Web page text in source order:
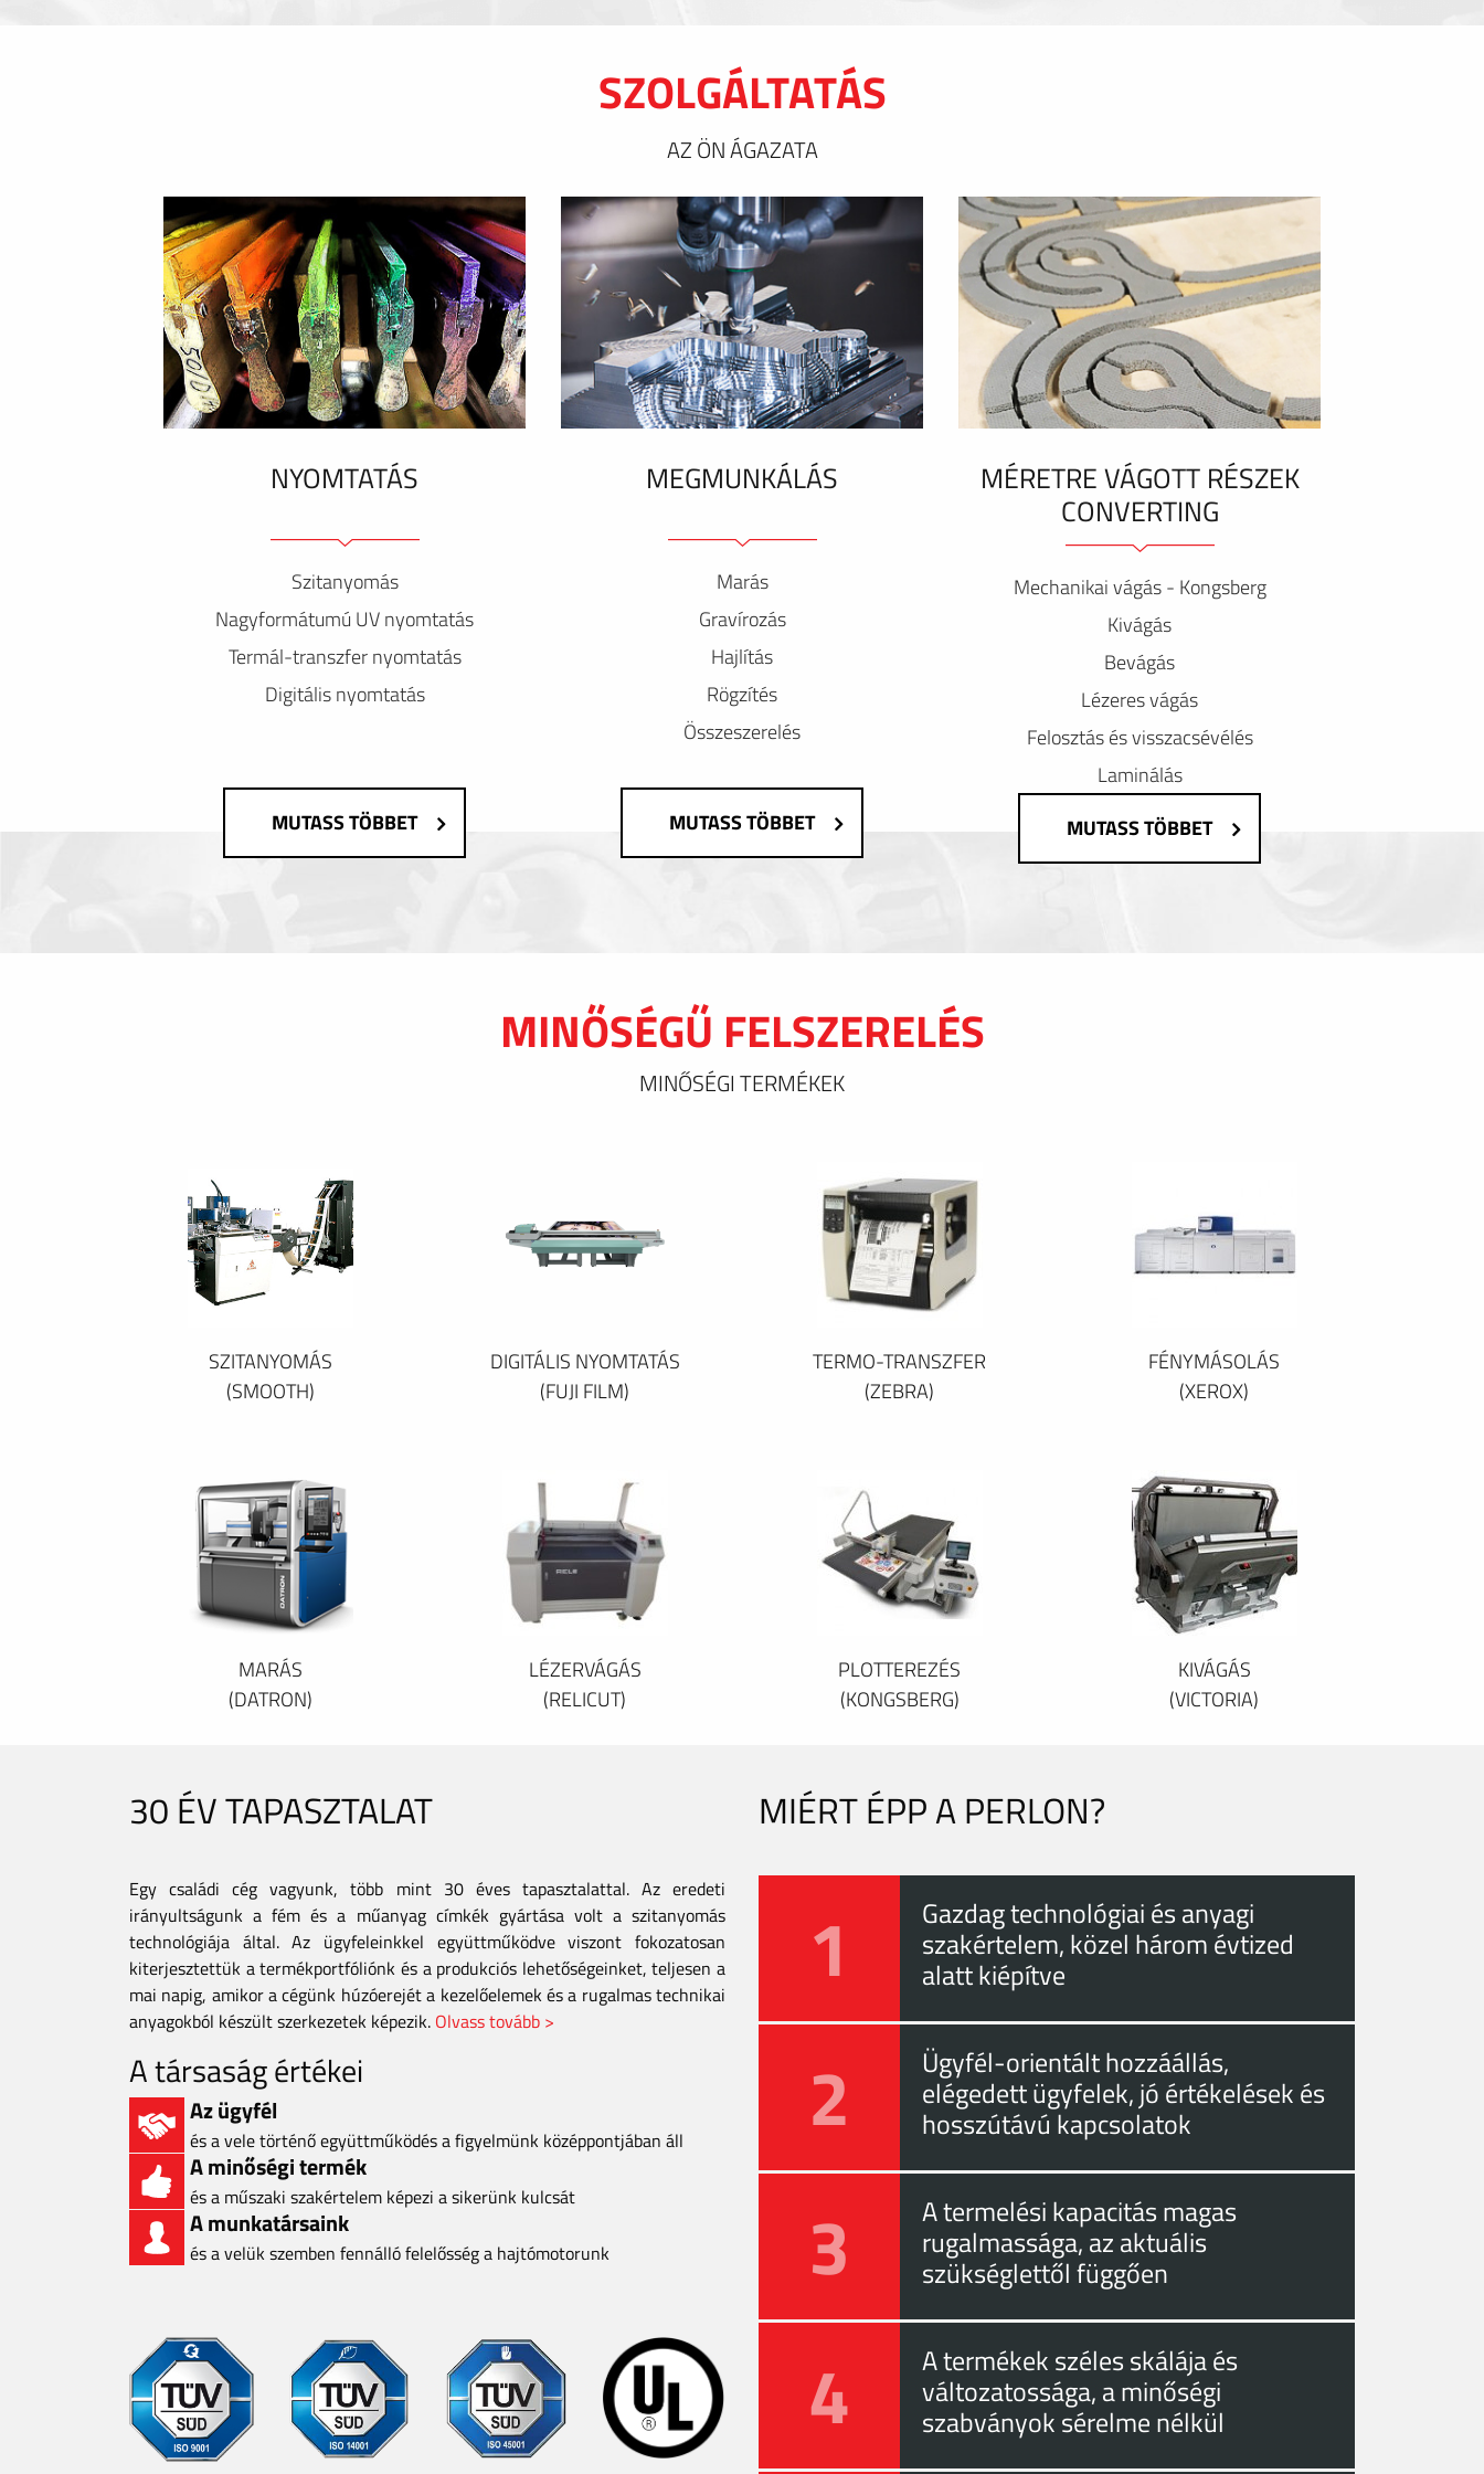
SZOLGÁLTATÁS
AZ ÖN ÁGAZATA
NYOMTATÁS
Szitanyomás
Nagyformátumú UV nyomtatás
Termál-transzfer nyomtatás
Digitális nyomtatás
MUTASS TÖBBET
MEGMUNKÁLÁS
Marás
Gravírozás
Hajlítás
Rögzítés
Összeszerelés
MUTASS TÖBBET
MÉRETRE VÁGOTT RÉSZEK
CONVERTING
Mechanikai vágás - Kongsberg
Kivágás
Bevágás
Lézeres vágás
Felosztás és visszacsévélés
Laminálás
MUTASS TÖBBET
MINŐSÉGŰ FELSZERELÉS
MINŐSÉGI TERMÉKEK
SZITANYOMÁS
(SMOOTH)
DIGITÁLIS NYOMTATÁS
(FUJI FILM)
TERMO-TRANSZFER
(ZEBRA)
FÉNYMÁSOLÁS
(XEROX)
MARÁS
(DATRON)
LÉZERVÁGÁS
(RELICUT)
PLOTTEREZÉS
(KONGSBERG)
KIVÁGÁS
(VICTORIA)
30 ÉV TAPASZTALAT
Egy családi cég vagyunk, több mint 30 éves tapasztalattal. Az eredeti
irányultságunk a fém és a műanyag címkék gyártása volt a szitanyomás
technológiája által. Az ügyfeleinkkel együttműködve viszont fokozatosan
kiterjesztettük a termékportfóliónk és a produkciós lehetőségeinket, teljesen a
mai napig, amikor a cégünk húzóerejét a kezelőelemek és a rugalmas technikai
anyagokból készült szerkezetek képezik. Olvass tovább >
A társaság értékei
Az ügyfél
és a vele történő együttműködés a figyelmünk középpontjában áll
A minőségi termék
és a műszaki szakértelem képezi a sikerünk kulcsát
A munkatársaink
és a velük szemben fennálló felelősség a hajtómotorunk
MIÉRT ÉPP A PERLON?
1 Gazdag technológiai és anyagi
szakértelem, közel három évtized
alatt kiépítve
2 Ügyfél-orientált hozzáállás,
elégedett ügyfelek, jó értékelések és
hosszútávú kapcsolatok
3 A termelési kapacitás magas
rugalmassága, az aktuális
szükséglettől függően
4 A termékek széles skálája és
változatossága, a minőségi
szabványok sérelme nélkül